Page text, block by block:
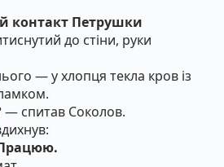
контакт Петрушки
до стіни, руки
— у хлопця текла кров із
— спитав Соколов.